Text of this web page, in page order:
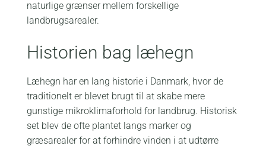
naturlige grænser mellem forskellige
landbrugsarealer.
Historien bag læhegn
Læhegn har en lang historie i Danmark, hvor de
traditionelt er blevet brugt til at skabe mere
gunstige mikroklimaforhold for landbrug. Historisk
set blev de ofte plantet langs marker og
græsarealer for at forhindre vinden i at udtørre